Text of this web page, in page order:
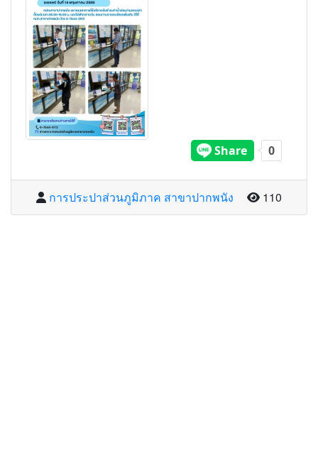
การประปาส่วนภูมิภาค สาขาปากพนัง จำนวนผู้อ่
110